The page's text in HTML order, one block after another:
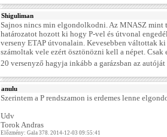
Shiguliman
Sajnos nincs min elgondolkodni. Az MNASZ mint
határozatot hozott ki hogy P-vel és útvonal
verseny ETAP útvonalain. Kevesebben váltottak
számoltak vele ezért ösztönözni kell a népet.
20 versenyző hagyja inkább a garázsban az autóját
anulu
Szerintem a P rendszamon is erdemes lenne
Udv
Torok Andras
Előzmény: Gala 378. 2014-12-03 09:55:41